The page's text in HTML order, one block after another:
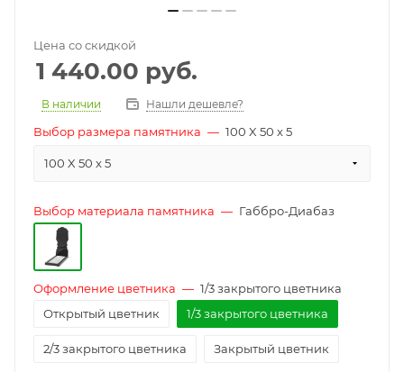
Цена со скидкой
1 440.00 руб.
В наличии Нашли дешевле?
Выбор размера памятника — 100 X 50 x 5
100 X 50 x 5
Выбор материала памятника — Габбро-Диабаз
Оформление цветника — 1/3 закрытого цветника
Открытый цветник
1/3 закрытого цветника
2/3 закрытого цветника Закрытый цветник